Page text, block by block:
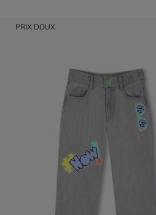
PRIX DOUX